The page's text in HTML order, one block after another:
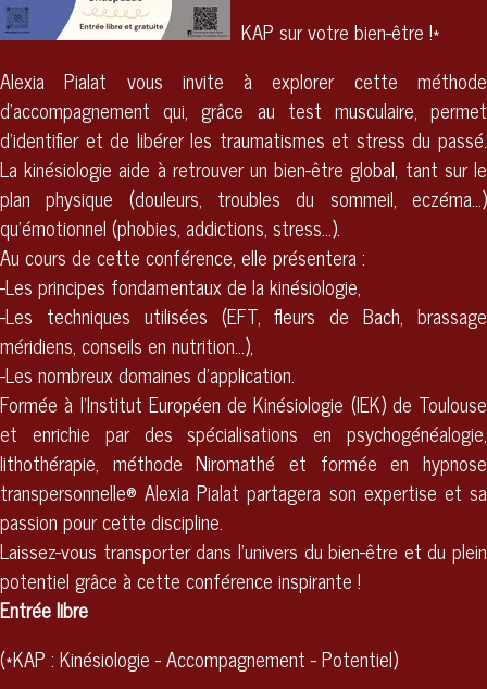
KAP sur votre bien-être !*
Alexia Pialat vous invite à explorer cette méthode
d’accompagnement qui, grâce au test musculaire, permet
d’identifier et de libérer les traumatismes et stress du passé.
La kinésiologie aide à retrouver un bien-être global, tant sur le
plan physique (douleurs, troubles du sommeil, eczéma...)
qu'émotionnel (phobies, addictions, stress...).
Au cours de cette conférence, elle présentera :
-Les principes fondamentaux de la kinésiologie,
-Les techniques utilisées (EFT, fleurs de Bach, brassage
méridiens, conseils en nutrition...),
-Les nombreux domaines d'application.
Formée à l’Institut Européen de Kinésiologie (IEK) de Toulouse
et enrichie par des spécialisations en psychogénéalogie,
lithothérapie, méthode Niromathé et formée en hypnose
transpersonnelle® Alexia Pialat partagera son expertise et sa
passion pour cette discipline.
Laissez-vous transporter dans l’univers du bien-être et du plein
potentiel grâce à cette conférence inspirante !
Entrée libre
(*KAP : Kinésiologie - Accompagnement - Potentiel)